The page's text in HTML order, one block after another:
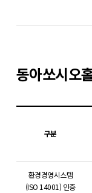
동아쏘시오
구분
환경경영시스템
(ISO 14001) 인증